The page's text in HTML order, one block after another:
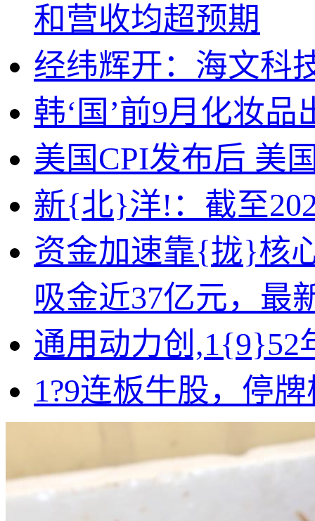
和营收均超预期
经纬辉开：海文科
韩‘国’前9月化妆
美国CPI发布后 美
新{北}洋!：截至
资金加速靠{拢}核
吸金近37亿元，最
通用动力创,1{9}52
1?9连板牛股，停